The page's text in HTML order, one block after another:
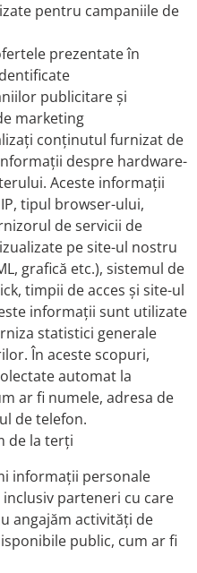
pentru campaniile de
prezentate în
publicitare și
marketing
conținutul furnizat de
despre hardware-
Aceste informații
tipul browser-ului,
de servicii de
pe site-ul nostru
grafică etc.), sistemul de
timpii de acces și site-ul
informații sunt utilizate
statistici generale
În aceste scopuri,
automat la
ar fi numele, adresa de
de telefon.
de la terți
informații personale
parteneri cu care
angajăm activități de
public, cum ar fi